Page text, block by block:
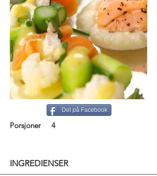
Del på Facebook
Porsjoner 4
INGREDIENSER